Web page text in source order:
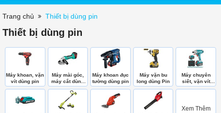
Trang chủ Thiết bị dùng pin
Thiết bị dùng pin
Máy khoan, vặn
vít dùng pin
Máy mài góc,
máy cắt dùng
pin
Máy khoan đục
tường dùng pin
Máy vặn bu
long dùng Pin
Máy chuyên
siết, vặn vít
dùng pin
Xem Thêm